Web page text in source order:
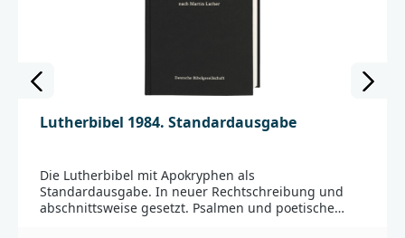
Lutherbibel 1984. Standardausgabe
Die Lutherbibel mit Apokryphen als
Standardausgabe. In neuer Rechtschreibung und
abschnittsweise gesetzt. Psalmen und poetische